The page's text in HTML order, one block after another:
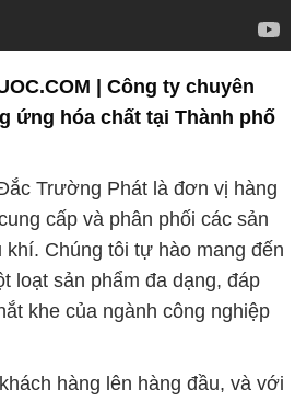
| Công ty chuyên
ứng hóa chất tại Thành phố
Trường Phát là đơn vị hàng
cấp và phân phối các sản
khí. Chúng tôi tự hào mang đến
loạt sản phẩm đa dạng, đáp
khe của ngành công nghiệp
hàng lên hàng đầu, và với